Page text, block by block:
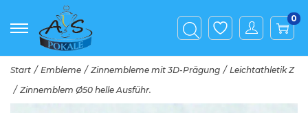
0
Start / Embleme / Zinnembleme mit 3D-Prägung / Leichtathletik Z
/ Zinnemblem Ø50 helle Ausführ.